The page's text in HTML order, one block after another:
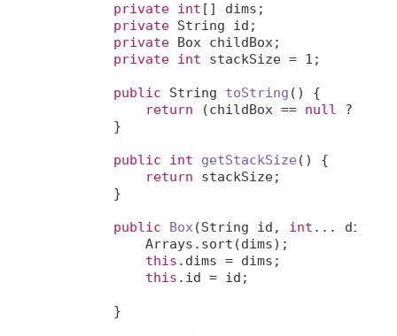
private int [] dims;
private String id;
private Box childBox;
private int stackSize = 1 ;
public String toString ()
{
return (childBox == null ?
        }
public int getStackSize ()
{
return stackSize;
        }
public Box (String id, int ... dims)
            Arrays.sort(dims);
this .dims = dims;
this .id = id;
        }